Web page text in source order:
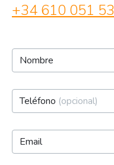
+34 610 051
Nombre
Teléfono (opcional)
Email